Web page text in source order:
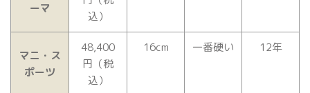
ーマ
込）
マニ・ス
ポーツ
48,400
円（税
込）
16cm 一番硬い 12年